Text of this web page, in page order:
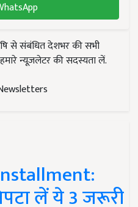
से संबंधित देशभर की सभी
न्यूज़लेटर की सदस्यता लें.
लें ये 3 जरूरी